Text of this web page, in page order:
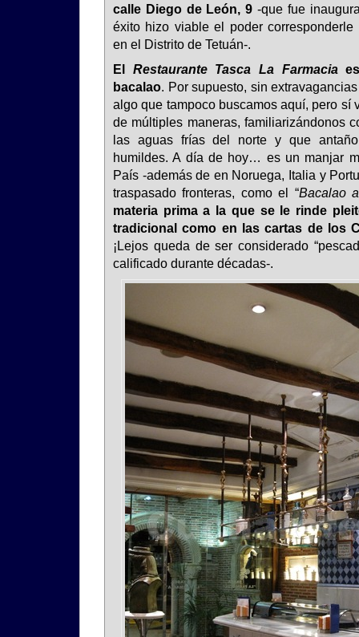
calle Diego de León, 9 -que fue
éxito hizo viable el poder
en el Distrito de Tetuán-.
El Restaurante Tasca La Farmaciaes
bacalao. Por supuesto, sin
algo que tampoco buscamos aquí, pero sí
de múltiples maneras, familiarizándonos
las aguas frías del norte y que
humildes. A día de hoy… es un manjar
País -además de en Noruega, Italia y
traspasado fronteras, como el “Bacalao
materia prima a la que se le rinde
tradicional como en las cartas de los
¡Lejos queda de ser considerado
calificado durante décadas-.